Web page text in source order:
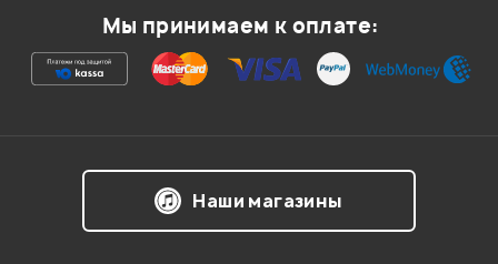
Ваша оценка:
Мы принимаем к оплате:
Наши магазины